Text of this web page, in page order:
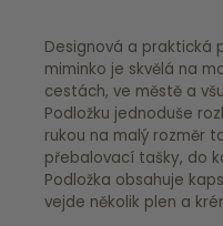
Designová a praktická
miminko je skvělá na
cestách, ve městě a
Podložku jednoduše
rukou na malý rozměr
přebalovací tašky, do
Podložka obsahuje
vejde několik plen a